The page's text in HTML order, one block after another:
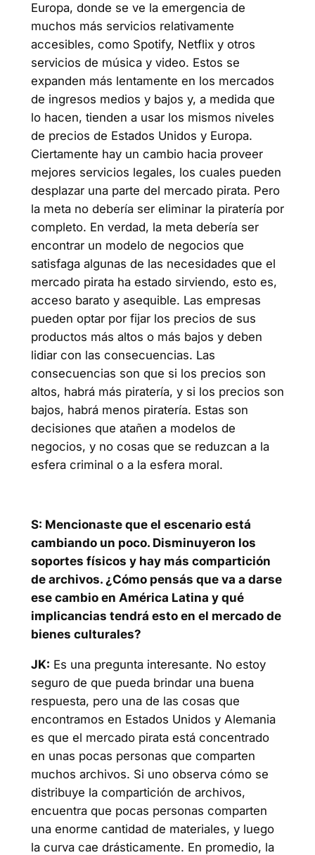
Europa, donde se ve la emergencia de
muchos más servicios relativamente
accesibles, como Spotify, Netflix y otros
servicios de música y video. Estos se
expanden más lentamente en los mercados
de ingresos medios y bajos y, a medida que
lo hacen, tienden a usar los mismos niveles
de precios de Estados Unidos y Europa.
Ciertamente hay un cambio hacia proveer
mejores servicios legales, los cuales pueden
desplazar una parte del mercado pirata. Pero
la meta no debería ser eliminar la piratería por
completo. En verdad, la meta debería ser
encontrar un modelo de negocios que
satisfaga algunas de las necesidades que el
mercado pirata ha estado sirviendo, esto es,
acceso barato y asequible. Las empresas
pueden optar por fijar los precios de sus
productos más altos o más bajos y deben
lidiar con las consecuencias. Las
consecuencias son que si los precios son
altos, habrá más piratería, y si los precios son
bajos, habrá menos piratería. Estas son
decisiones que atañen a modelos de
negocios, y no cosas que se reduzcan a la
esfera criminal o a la esfera moral.
S: Mencionaste que el escenario está
cambiando un poco. Disminuyeron los
soportes físicos y hay más compartición
de archivos. ¿Cómo pensás que va a darse
ese cambio en América Latina y qué
implicancias tendrá esto en el mercado de
bienes culturales?
JK: Es una pregunta interesante. No estoy
seguro de que pueda brindar una buena
respuesta, pero una de las cosas que
encontramos en Estados Unidos y Alemania
es que el mercado pirata está concentrado
en unas pocas personas que comparten
muchos archivos. Si uno observa cómo se
distribuye la compartición de archivos,
encuentra que pocas personas comparten
una enorme cantidad de materiales, y luego
la curva cae drásticamente. En promedio, la